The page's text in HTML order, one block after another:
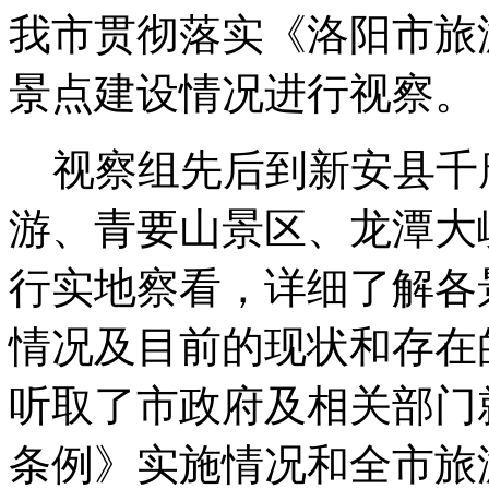
我市贯彻落实《洛阳市
景点建设情况进行视察。
视察组先后到新安县千
游、青要山景区、龙潭
行实地察看，详细了解
情况及目前的现状和存
听取了市政府及相关部
条例》实施情况和全市